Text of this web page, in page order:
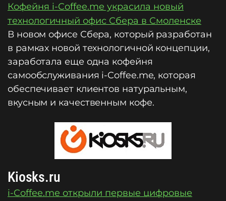
Кофейня i-Coffee.me украсила новый
технологичный офис Сбера в Смоленске
В новом офисе Сбера, который разработан
в рамках новой технологичной концепции,
заработала еще одна кофейня
самообслуживания i-Coffee.me, которая
обеспечивает клиентов натуральным,
вкусным и качественным кофе.
Kiosks.ru
i-Coffee.me открыли первые цифровые